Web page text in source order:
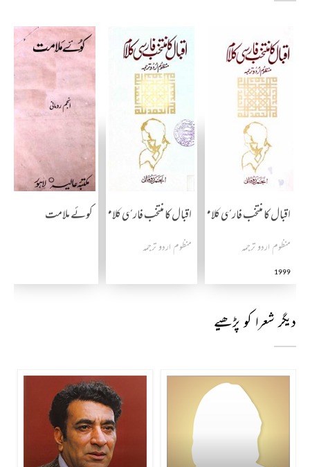
اقبال کا منتخب فارسی کلام
منظوم اردو ترجمہ
1999
اقبال کا منتخب فارسی کلام
منظوم اردو ترجمہ
کوئے ملامت
دیگر شعرا کو پڑھیے